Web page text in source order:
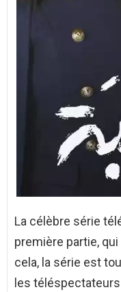
La célèbre série
première partie,
cela, la série est
les téléspectateurs